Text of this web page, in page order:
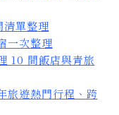
清單整理
一次整理
10 間飯店與青旅
旅遊熱門行程、跨